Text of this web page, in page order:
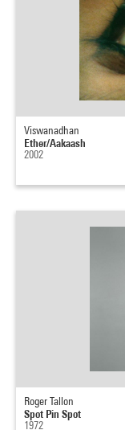
Viswanadhan
Ether/Aakaash
2002
Roger Tallon
Spot Pin Spot
1972